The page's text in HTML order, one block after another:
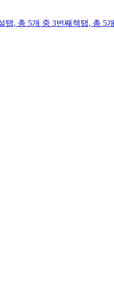
탭, 총 5개 중 3번째 책탭, 총 5